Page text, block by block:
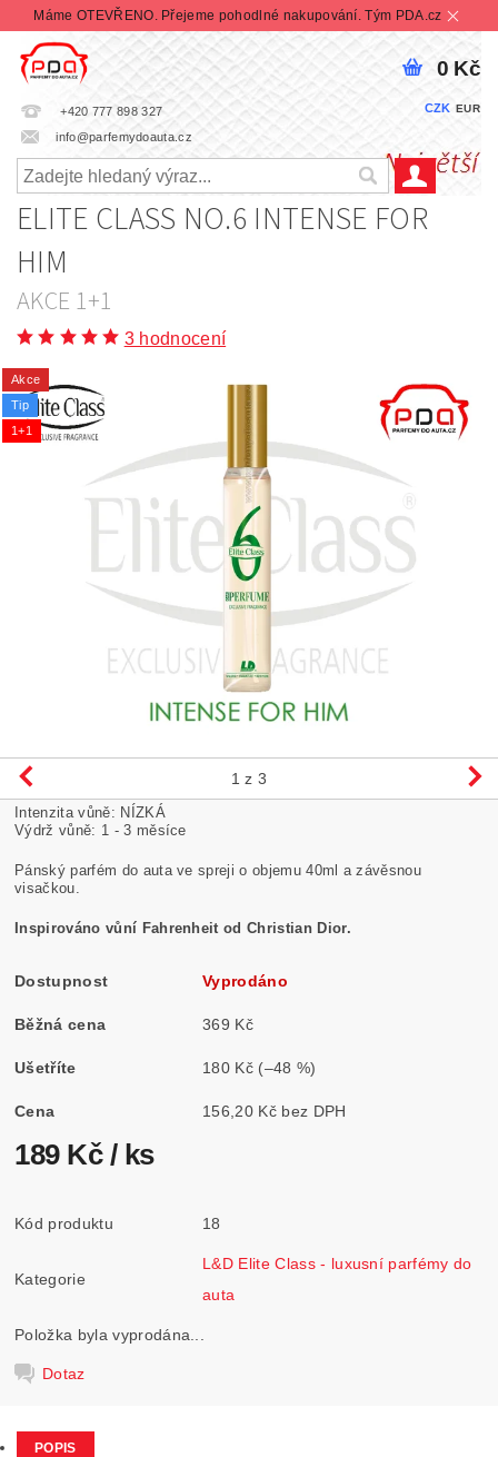
Máme OTEVŘENO. Přejeme pohodlné nakupování. Tým PDA.cz
+420 777 898 327
info@parfemydoauta.cz
CZK EUR
0 Kč
ELITE CLASS NO.6 INTENSE FOR
HIM
AKCE 1+1
3 hodnocení
Akce
Tip
1+1
1 z 3
Intenzita vůně: NÍZKÁ
Výdrž vůně: 1 - 3 měsíce
Pánský parfém do auta ve spreji o objemu 40ml a závěsnou
visačkou.
Inspirováno vůní Fahrenheit od Christian Dior.
Dostupnost Vyprodáno
Běžná cena 369 Kč
Ušetříte 180 Kč (–48 %)
Cena 156,20 Kč bez DPH
189 Kč / ks
Kód produktu 18
Kategorie
L&D Elite Class - luxusní parfémy do
auta
Položka byla vyprodána...
Dotaz
POPIS